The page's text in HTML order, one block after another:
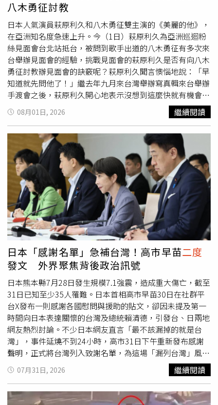
樂娛樂提供）在「萩原利久與台灣的適應度」考驗中，萩原
利久得知台灣人最喜歡的宵夜是鹹酥雞後，很期待自己有機
會吃吃看；台灣捷運禁止飲食的規定與日本不同，讓他大開
眼界；見面會前一晚，萩原利久去買速食當宵夜，對於店員
拿給他好幾張「收據」感到疑惑，沒想到在這個遊戲中才知
道，其中一張竟是有機會中千萬特獎的統一發票，讓萩原利
久當場抱頭驚叫：「我丟掉了！怎麼不早點告訴我！日幣5
千萬啊！」萬分遺憾。活動尾聲，萩原利久感激地說：「對
於大家的熱情，我真的是非常非常地感謝，也是因為有著大
家的支持和鼓勵，我才能站在這裡，但我也很抱歉沒有辦法
回答到所有人的問題，我聽到了許多在我預想範圍之外的提
問，這是個很有意義的機會，真的謝謝大家。」他邀請大家
收看9月份將上檔的Netflix戲劇《Downtime》(暫譯)以及10
月份將上映的電影《龍二》(暫譯)，並承諾一定會找機會盡
快再來台灣與大家見面。
八木勇征討教
日本人氣演員萩原利久和八木勇征雙主演的《美麗的他》，
在亞洲知名度急速上升。今（1日）萩原利久為亞洲巡迴粉
絲見面會台北站抵台，被問到歌手出道的八木勇征有多次來
台舉辦見面會的經驗，挑戰見面會的萩原利久是否有向八木
勇征討教辦見面會的訣竅呢？萩原利久聞言懊惱地說：「早
知道就先問他了！」繼去年九月來台灣舉辦寫真輯來台舉辦
手渡會之後，萩原利久開心地表示沒想到這麼快就有機會二
度 來台，很感激有這樣的機會。一下飛機他就喝到心心念念
的珍珠奶茶，另外上次吃過的小籠包也讓他期待不已，「我
本來就喜歡吃饅頭、肉包，所以一直忘不掉小籠包。」萩原
利久知道台灣早餐的豆漿燒餅油條很有名，但他對早起感到
艱辛、又不習慣排很久的隊，即使很想嘗試但又不免感到猶
豫，內心很掙扎。而喜歡吃蕃茄的他，聽說台灣有蕃茄沾醬
油的吃法也很好奇，迫不及待想試試看。從童星起家的萩原
利久，演戲對他不是問題，但舉辦粉絲見面會對他而言卻是
今年才開始的新挑戰，他不好意思的說：「我對見面會這樣
類型的活動還有很多不熟悉的地方，但我會努力，希望可以
滿足粉絲們的期望。」對於明天的兩場粉絲見面會，萩原利
久希望能在其中將最真實的自己展現給大家，讓這兩場活動
成為最像他自己的粉絲見面會。先前已經在日本及韓國舉辦
過數場見面會，萩原利久深刻地感受到不同地方粉絲帶來的
不同能量，所以他也希望可以回饋粉絲，讓所有人都能在見
面會玩得很開心。萩原利久明要在台舉辦兩場見面會。（圖
／重星音樂娛樂提供）曾有粉絲向萩原利久詢問失戀後平復
心情的方式，他向粉絲建議可以看兩百次《美麗的他》，對
此他解釋：「失戀後需要時間來恢復心情，而我是演員，所
以推薦她看我演的戲，這部戲是很好的作品，看了之後心情
也會變好。」至於他自己則是會以保持健康、規律的生活來
調整心情，尤其睡覺更是一個能讓他心情緩和的方式。只是
對於早起感到困難的他，身邊會準備了四個鬧鐘，設置無數
個響鈴的時間，他笑說：「每次早上都迷迷糊糊、手忙腳亂
地關手機鬧鐘，結果醒來會發現手機裡多了很幾張螢幕截
圖。」熱愛籃球的他，每年都會飛去看勇士隊的比賽，這也
08月01日, 2026 繼續閱讀
日本「感謝名單」急補台灣！高市早苗二度
發文 外界聚焦背後政治訊號
日本熊本縣7月28日發生規模7.1強震，造成重大傷亡，截至
31日已知至少35人罹難。日本首相高市早苗30日在社群平
台X發布一則感謝各國慰問與援助的貼文，卻因未提及第一
時間向日本表達關懷的台灣及總統賴清德，引發台、日兩地
網友熱烈討論。不少日本網友直言「最不該漏掉的就是台
灣」，事件延燒不到24小時，高市31日下午重新發布感謝
聲明，正式將台灣列入致謝名單，為這場「漏列台灣」風波
降溫，但相關事件也引發外界對日本外交考量及高市政府施
政處境的討論。熊本強震造成重大傷亡，高市早苗更新感謝
@takaichi_sanae）高市早苗表示，截至目前為止，日本政
07月31日, 2026 繼續閱讀